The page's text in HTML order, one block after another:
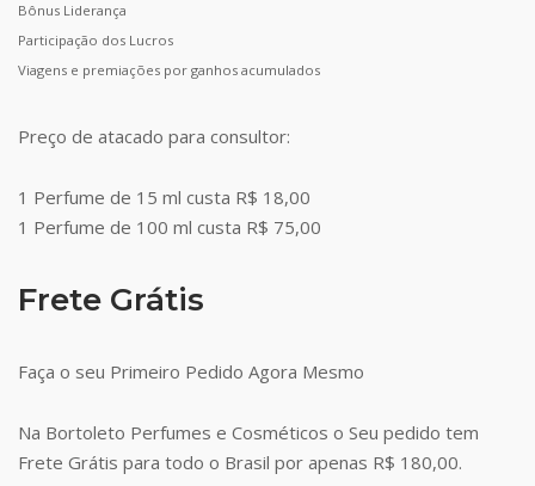
Bônus Liderança
Participação dos Lucros
Viagens e premiações por ganhos acumulados
Preço de atacado para consultor:
1 Perfume de 15 ml custa R$ 18,00
1 Perfume de 100 ml custa R$ 75,00
Frete Grátis
Faça o seu Primeiro Pedido Agora Mesmo
Na Bortoleto Perfumes e Cosméticos o Seu pedido tem
Frete Grátis para todo o Brasil por apenas R$ 180,00.